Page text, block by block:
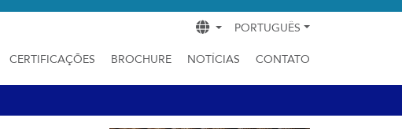
PORTUGUÊS
CERTIFICAÇÕES BROCHURE NOTÍCIAS CONTATO